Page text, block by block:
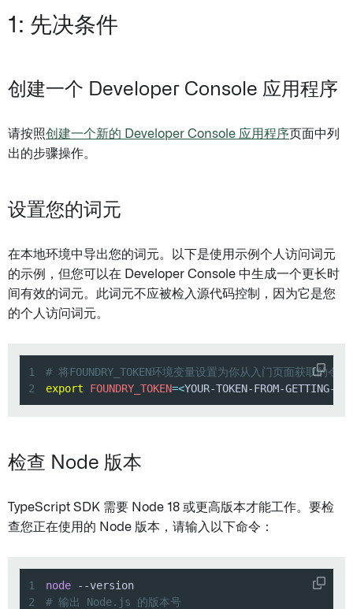
1: 先决条件
创建一个 Developer Console 应用程序
请按照创建一个新的 Developer Console 应用程序 页面中列
出的步骤操作。
设置您的词元
在本地环境中导出您的词元。以下是使用示例个人访问词元
的示例，但您可以在 Developer Console 中生成一个更长时
间有效的词元。此词元不应被检入源代码控制，因为它是您
的个人访问词元。
1
# 将FOUNDRY_TOKEN环境变量设置为你从入门页面获取的令牌
2
export FOUNDRY_TOKEN=<YOUR-TOKEN-FROM-GETTING-
检查 Node 版本
TypeScript SDK 需要 Node 18 或更高版本才能工作。要检
查您正在使用的 Node 版本，请输入以下命令：
1 node
--version
2
# 输出 Node.js 的版本号